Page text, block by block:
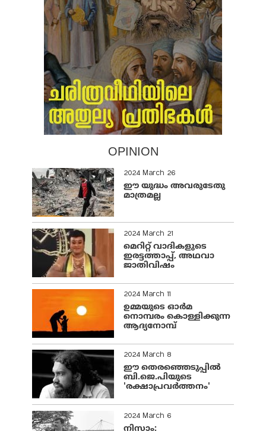
OPINION
2024 March 26
ഈ യുദ്ധം അവരുടേതു
മാത്രമല്ല
2024 March 21
മെറിറ്റ് വാദികളുടെ
ഇരട്ടത്താപ്പ്, അഥവാ
ജാതിവിഷം
2024 March 11
ഉമ്മയുടെ ഓർമ
നൊമ്പരം കൊള്ളിക്കുന്ന
ആദ്യനോമ്പ്
2024 March 8
ഈ തെരഞ്ഞെടുപ്പില്‍
ബി.ജെ.പിയുടെ
'രക്ഷാപ്രവര്‍ത്തനം'
2024 March 6
നിസാം: